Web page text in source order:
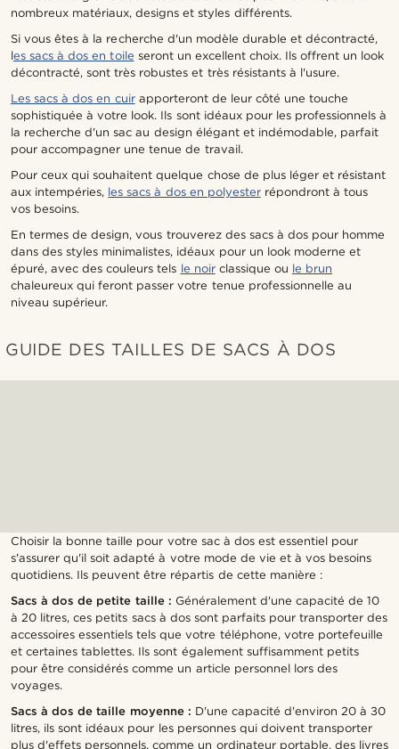
nombreux matériaux, designs et styles différents.
Si vous êtes à la recherche d'un modèle durable et décontracté,
les sacs à dos en toile seront un excellent choix. Ils offrent un look
décontracté, sont très robustes et très résistants à l'usure.
Les sacs à dos en cuirapporteront de leur côté une touche
sophistiquée à votre look. Ils sont idéaux pour les professionnels à
la recherche d'un sac au design élégant et indémodable, parfait
pour accompagner une tenue de travail.
Pour ceux qui souhaitent quelque chose de plus léger et résistant
aux intempéries, les sacs à dos en polyesterrépondront à tous
vos besoins.
En termes de design, vous trouverez des sacs à dos pour homme
dans des styles minimalistes, idéaux pour un look moderne et
épuré, avec des couleurs tels le noirclassique ou le brun
chaleureux qui feront passer votre tenue professionnelle au
niveau supérieur.
GUIDE DES TAILLES DE SACS À DOS
Choisir la bonne taille pour votre sac à dos est essentiel pour
s'assurer qu'il soit adapté à votre mode de vie et à vos besoins
quotidiens. Ils peuvent être répartis de cette manière :
Sacs à dos de petite taille : Généralement d'une capacité de 10
à 20 litres, ces petits sacs à dos sont parfaits pour transporter des
accessoires essentiels tels que votre téléphone, votre portefeuille
et certaines tablettes. Ils sont également suffisamment petits
pour être considérés comme un article personnel lors des
voyages.
Sacs à dos de taille moyenne : D'une capacité d'environ 20 à 30
litres, ils sont idéaux pour les personnes qui doivent transporter
plus d'effets personnels, comme un ordinateur portable, des livres